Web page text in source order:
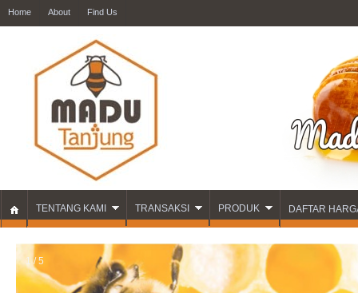
Home About Find Us
TENTANG KAMI TRANSAKSI PRODUK DAFTAR
1 / 5